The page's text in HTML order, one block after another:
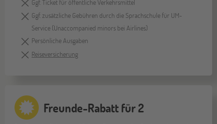
Ggf. Ticket für öffentliche Verkehrsmittel
Ggf. zusätzliche Gebühren durch die Sprachschule für UM-
Service (Unaccompanied minors bei Airlines)
Persönliche Ausgaben
Reiseversicherung
Freunde-Rabatt für 2